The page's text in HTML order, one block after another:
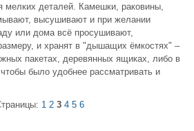
мелких деталей. Камешки, раковины,
высушивают и при желании
или дома всё просушивают,
и хранят в "дышащих ёмкостях" –
пакетах, деревянных ящиках, либо в
было удобнее рассматривать и
1 2 3 4 5 6